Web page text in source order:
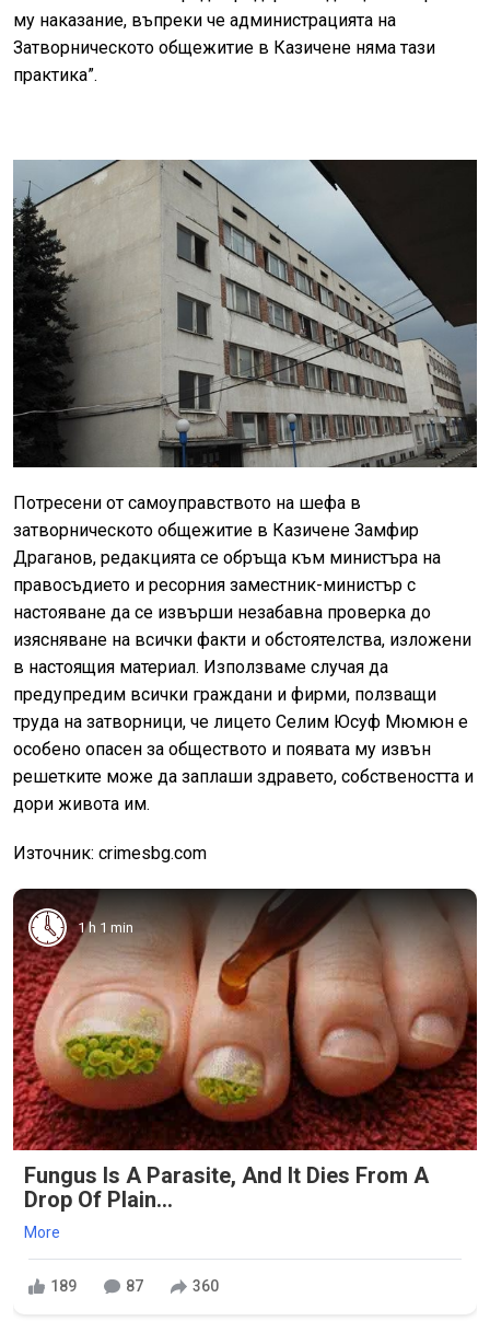
му наказание, въпреки че администрацията на
Затворническото общежитие в Казичене няма тази
практика”.
Потресени от самоуправството на шефа в
затворническото общежитие в Казичене Замфир
Драганов, редакцията се обръща към министъра на
правосъдието и ресорния заместник-министър с
настояване да се извърши незабавна проверка до
изясняване на всички факти и обстоятелства, изложени
в настоящия материал. Използваме случая да
предупредим всички граждани и фирми, ползващи
труда на затворници, че лицето Селим Юсуф Мюмюн е
особено опасен за обществото и появата му извън
решетките може да заплаши здравето, собствеността и
дори живота им.
Източник: crimesbg.com
1 h 1 min
Fungus Is A Parasite, And It Dies From A
Drop Of Plain...
More
189 87 360